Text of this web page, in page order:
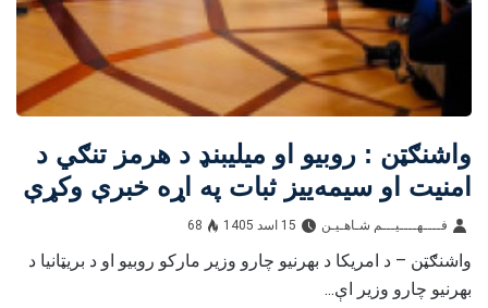
واشنګټن : روبیو او میلیبنډ د هرمز تنګي د
امنیت او سیمه‌ییز ثبات په اړه خبرې وکړې
فــــهــــيـــم شـاهـیـن‎‎ 15 اسد 1405 68
واشنګټن – د امریکا د بهرنیو چارو وزیر مارکو روبیو او د بریټانیا د
بهرنیو چارو وزیر اې...